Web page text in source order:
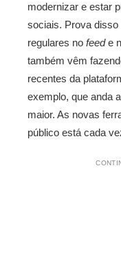
modernizar e estar
sociais. Prova disso
regulares no feede
também vêm
recentes da
exemplo, que anda
maior. As novas
público está cada